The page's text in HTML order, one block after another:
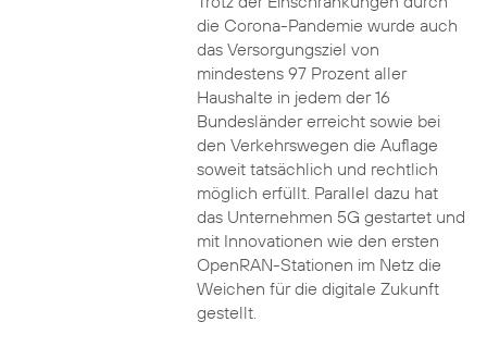
die Corona-Pandemie wurde auch
das Versorgungsziel von
mindestens 97 Prozent aller
Haushalte in jedem der 16
Bundesländer erreicht sowie bei
den Verkehrswegen die Auflage
soweit tatsächlich und rechtlich
möglich erfüllt. Parallel dazu hat
das Unternehmen 5G gestartet und
mit Innovationen wie den ersten
OpenRAN-Stationen im Netz die
Weichen für die digitale Zukunft
gestellt.